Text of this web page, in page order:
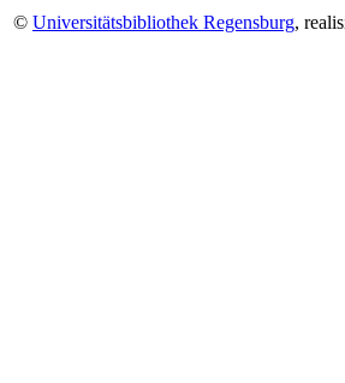
© Universitätsbibliothek Regensburg,